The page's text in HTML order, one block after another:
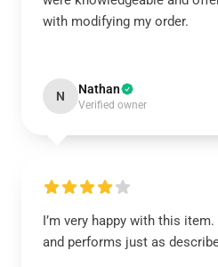
with modifying my order.
N Nathan
Verified owner
I’m very happy with this
and performs just as